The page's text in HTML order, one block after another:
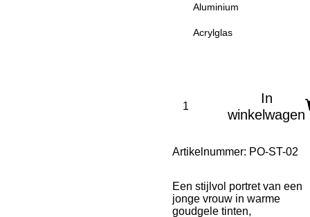
Aluminium
Acrylglas
In
winkelwagen
Artikelnummer: PO-ST-02
Een stijlvol portret van een
jonge vrouw in warme
goudgele tinten,